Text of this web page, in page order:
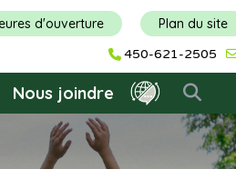
Plan du site
d'ouverture
450-621-2505
Nous joindre